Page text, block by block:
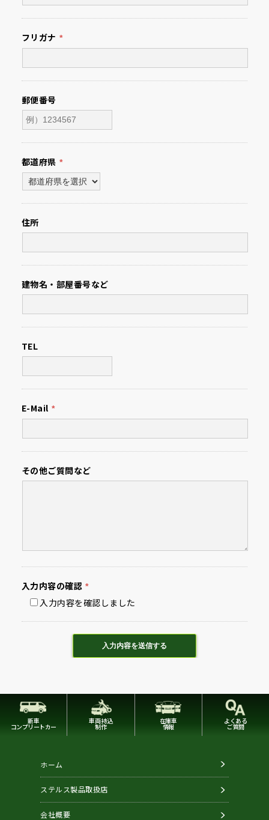
フリガナ *
郵便番号
都道府県 *
住所
建物名・ 部屋番号など
TEL
E-Mail *
その他ご質問など
入力内容の確認 *
入力内容を確認しました
新車
コンプリートカー
車両持込
制作
在庫車
情報
よくある
ご質問
ホーム
ステルス製品取扱店
会社概要